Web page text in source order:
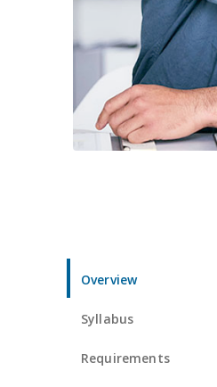
Overview
Syllabus
Requirements